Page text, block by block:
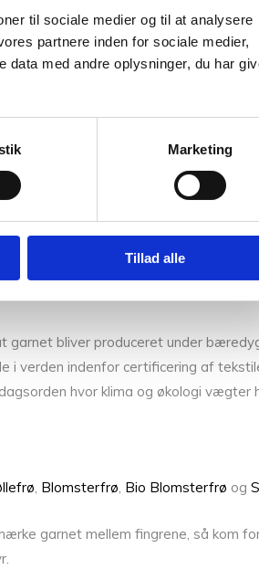
til sociale medier og til at analysere
partnere inden for sociale medier,
data med andre oplysninger, du har
Marketing
Tillad alle
vaskes ved 60 grader i
Desuden har vi også flere
Der findes mange gode hækle
garnet bliver produceret under
i verden indenfor certificering af
hvor klima og økologi vægter
, Blomsterfrø, Bio Blomsterfrø og
garnet mellem fingrene, så kom